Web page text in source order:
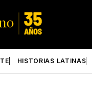
HISTORIAS LATINAS